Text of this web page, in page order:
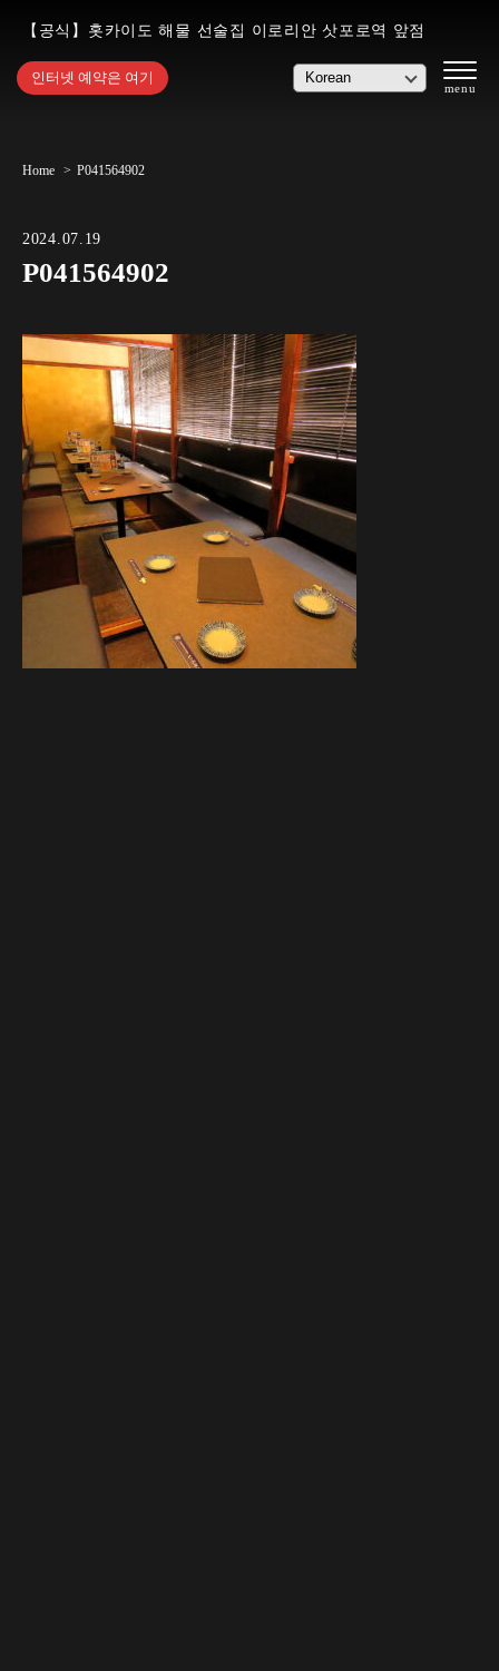
【공식】홋카이도 해물 선술집 이로리안 삿포로역 앞점
인터넷 예약은 여기
Home P041564902
2024.07.19
P041564902